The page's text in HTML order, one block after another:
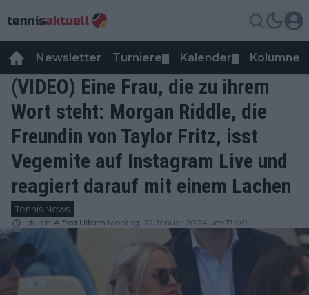
Newsletter Turniere Kalender Kolumnen
(VIDEO) Eine Frau, die zu ihrem
Wort steht: Morgan Riddle, die
Freundin von Taylor Fritz, isst
Vegemite auf Instagram Live und
reagiert darauf mit einem Lachen
Tennis News
durch Alfred Ulferts Montag, 22 Januar 2024 um 17:00